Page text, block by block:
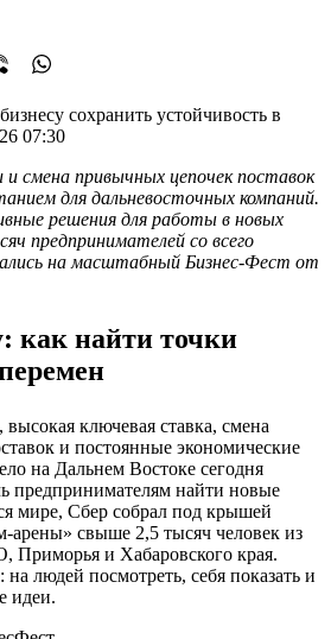
сохранить устойчивость в
07:30
смена привычных цепочек поставок
для дальневосточных компаний.
решения для работы в новых
предпринимателей со всего
на масштабный Бизнес-Фест от
как найти точки
ключевая ставка, смена
и постоянные экономические
на Дальнем Востоке сегодня
предпринимателям найти новые
мире, Сбер собрал под крышей
арены» свыше 2,5 тысяч человек из
Приморья и Хабаровского края.
на людей посмотреть, себя показать и
идеи.